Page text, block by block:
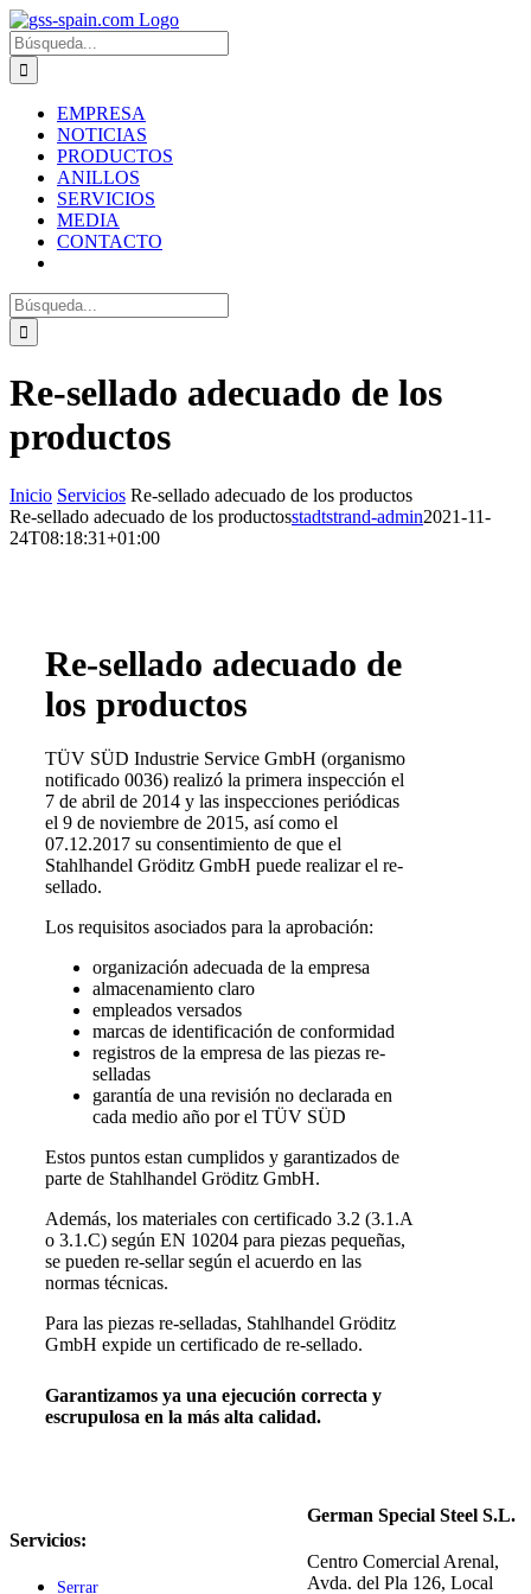
Zum
Inhalt
springen
Suche
nach:
EMPRESA
NOTICIAS
PRODUCTOS
ANILLOS
SERVICIOS
MEDIA
CONTACTO
Suche
nach:
Re-sellado adecuado de los
productos
Inicio Servicios Re-sellado adecuado de los productos
Re-sellado adecuado de los productosstadtstrand-admin2021-11-
24T08:18:31+01:00
Re-sellado adecuado de
los productos
TÜV SÜD Industrie Service GmbH (organismo
notificado 0036) realizó la primera inspección el
7 de abril de 2014 y las inspecciones periódicas
el 9 de noviembre de 2015, así como el
07.12.2017 su consentimiento de que el
Stahlhandel Gröditz GmbH puede realizar el re-
sellado.
Los requisitos asociados para la aprobación:
organización adecuada de la empresa
almacenamiento claro
empleados versados
marcas de identificación de conformidad
registros de la empresa de las piezas re-
selladas
garantía de una revisión no declarada en
cada medio año por el TÜV SÜD
Estos puntos estan cumplidos y garantizados de
parte de Stahlhandel Gröditz GmbH.
Además, los materiales con certificado 3.2 (3.1.A
o ​​3.1.C) según EN 10204 para piezas pequeñas,
se pueden re-sellar según el acuerdo en las
normas técnicas.
Para las piezas re-selladas, Stahlhandel Gröditz
GmbH expide un certificado de re-sellado.
Garantizamos ya una ejecución correcta y
escrupulosa en la más alta calidad.
Servicios:
Serrar
German Special Steel S.L.
Centro Comercial Arenal,
Avda. del Pla 126, Local